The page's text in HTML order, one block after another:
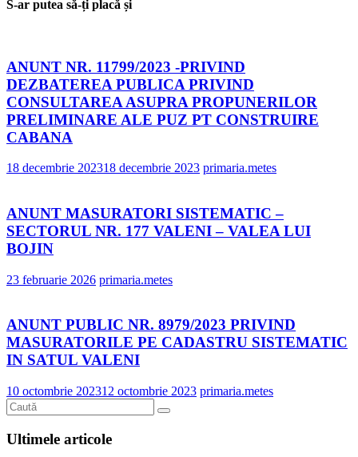
S-ar putea să-ți placă și
ANUNT NR. 11799/2023 -PRIVIND
DEZBATEREA PUBLICA PRIVIND
CONSULTAREA ASUPRA PROPUNERILOR
PRELIMINARE ALE PUZ PT CONSTRUIRE
CABANA
18 decembrie 202318 decembrie 2023 primaria.metes
ANUNT MASURATORI SISTEMATIC –
SECTORUL NR. 177 VALENI – VALEA LUI
BOJIN
23 februarie 2026 primaria.metes
ANUNT PUBLIC NR. 8979/2023 PRIVIND
MASURATORILE PE CADASTRU SISTEMATIC
IN SATUL VALENI
10 octombrie 202312 octombrie 2023 primaria.metes
Ultimele articole